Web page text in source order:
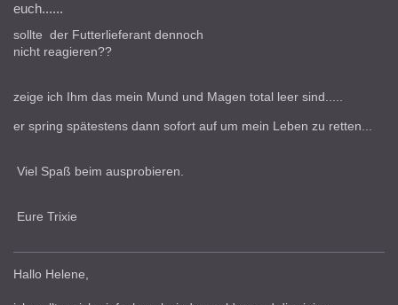
euch......
sollte der Futterlieferant dennoch
nicht reagieren??
zeige ich Ihm das mein Mund und Magen total leer sind.....
er spring spätestens dann sofort auf um mein Leben zu retten...
Viel Spaß beim ausprobieren.
Eure Trixie
Hallo Helene,